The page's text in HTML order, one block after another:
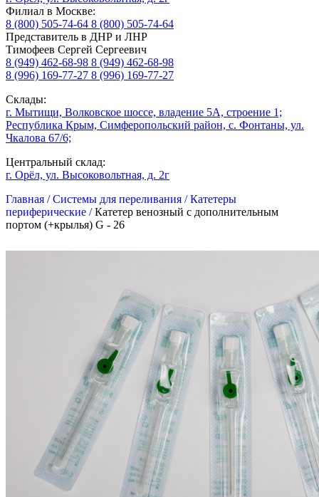
Филиал в Москве:
8 (800) 505-74-64 8 (800) 505-74-64
Представитель в ДНР и ЛНР
Тимофеев Сергей Сергеевич
8 (949) 462-68-98 8 (949) 462-68-98
8 (996) 169-77-27 8 (996) 169-77-27
Склады:
г. Мытищи, Волковское шоссе, владение 5А, строение 1;
Республика Крым, Симферопольский район, с. Фонтаны, ул.
Чкалова 67/6;
Центральный склад:
г. Орёл, ул. Высоковольтная, д. 2г
Главная /Системы для переливания /Катетеры
периферические /Катетер венозный с дополнительным
портом (+крылья) G - 26